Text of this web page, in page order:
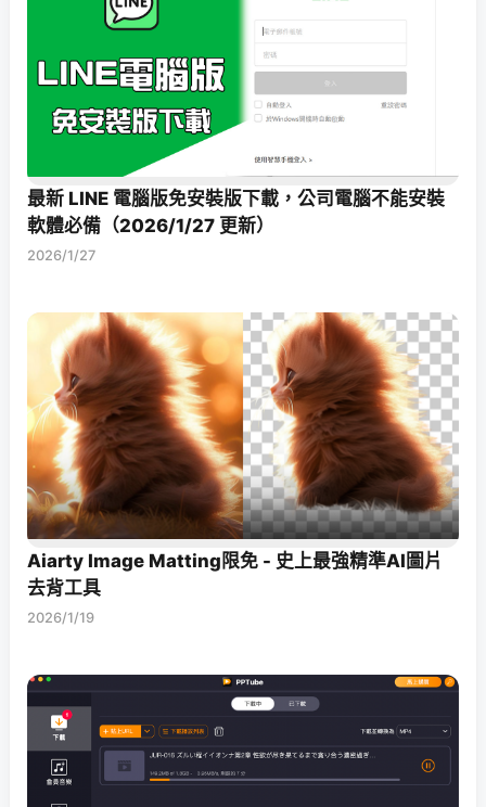
最新 LINE 電腦版免安裝版下載，公司電腦不能安裝
軟體必備（2026/1/27 更新）
2026/1/27
Aiarty Image Matting限免 - 史上最強精準AI圖片
去背工具
2026/1/19